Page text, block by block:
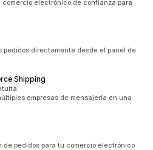
electrónico de confianza para
pedidos directamente desde el panel de
Shipping
empresas de mensajería en una
de pedidos para tu comercio electrónico